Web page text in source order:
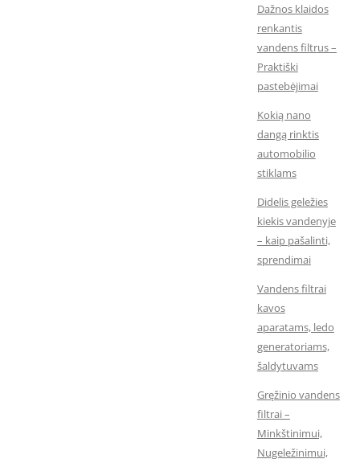
Dažnos klaidos
renkantis
vandens filtrus –
Praktiški
pastebėjimai
Kokią nano
dangą rinktis
automobilio
stiklams
Didelis geležies
kiekis vandenyje
– kaip pašalinti,
sprendimai
Vandens filtrai
kavos
aparatams, ledo
generatoriams,
šaldytuvams
Gręžinio vandens
filtrai –
Minkštinimui,
Nugeležinimui,